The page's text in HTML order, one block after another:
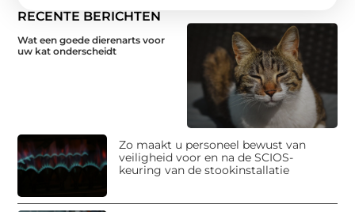
RECENTE BERICHTEN
Wat een goede dierenarts voor
uw kat onderscheidt
Zo maakt u personeel bewust van
veiligheid voor en na de SCIOS-
keuring van de stookinstallatie